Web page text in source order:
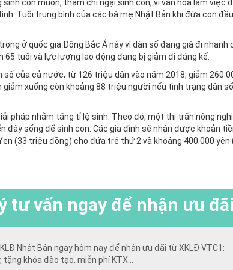
con muộn, thậm chí ngại sinh con, vì văn hóa làm việc
Tuổi trung bình của các bà mẹ Nhật Bản khi đứa con
ở quốc gia Đông Bắc Á này vì dân số đang già đi nhanh
tuổi và lực lượng lao động đang bị giảm đi đáng kể.
của cả nước, từ 126 triệu dân vào năm 2018, giảm
giảm xuống còn khoảng 88 triệu người nếu tình trạng dân
pháp nhằm tăng tỉ lệ sinh. Theo đó, một thị trấn nông
đây sống để sinh con. Các gia đình sẽ nhận được khoản
(33 triệu đồng) cho đứa trẻ thứ 2 và khoảng 400.000
tư vấn ngay để nhận ưu
Nhật Bản ngay hôm nay để nhận ưu đãi từ XKLĐ VTC1:
tặng khóa đào tạo, miễn phí KTX...